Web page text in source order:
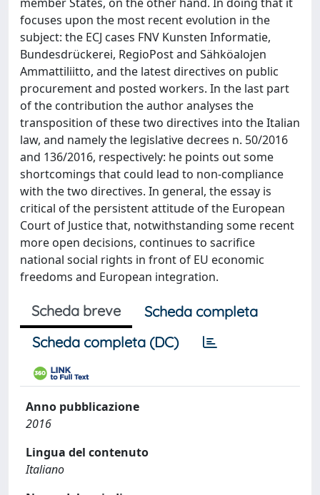
focuses upon the most recent evolution in the
subject: the ECJ cases FNV Kunsten Informatie,
Bundesdrückerei, RegioPost and Sähköalojen
Ammattiliitto, and the latest directives on public
procurement and posted workers. In the last part
of the contribution the author analyses the
transposition of these two directives into the Italian
law, and namely the legislative decrees n. 50/2016
and 136/2016, respectively: he points out some
shortcomings that could lead to non-compliance
with the two directives. In general, the essay is
critical of the persistent attitude of the European
Court of Justice that, notwithstanding some recent
more open decisions, continues to sacrifice
national social rights in front of EU economic
freedoms and European integration.
Scheda breve
Scheda completa
Scheda completa (DC)
Anno pubblicazione
2016
Lingua del contenuto
Italiano